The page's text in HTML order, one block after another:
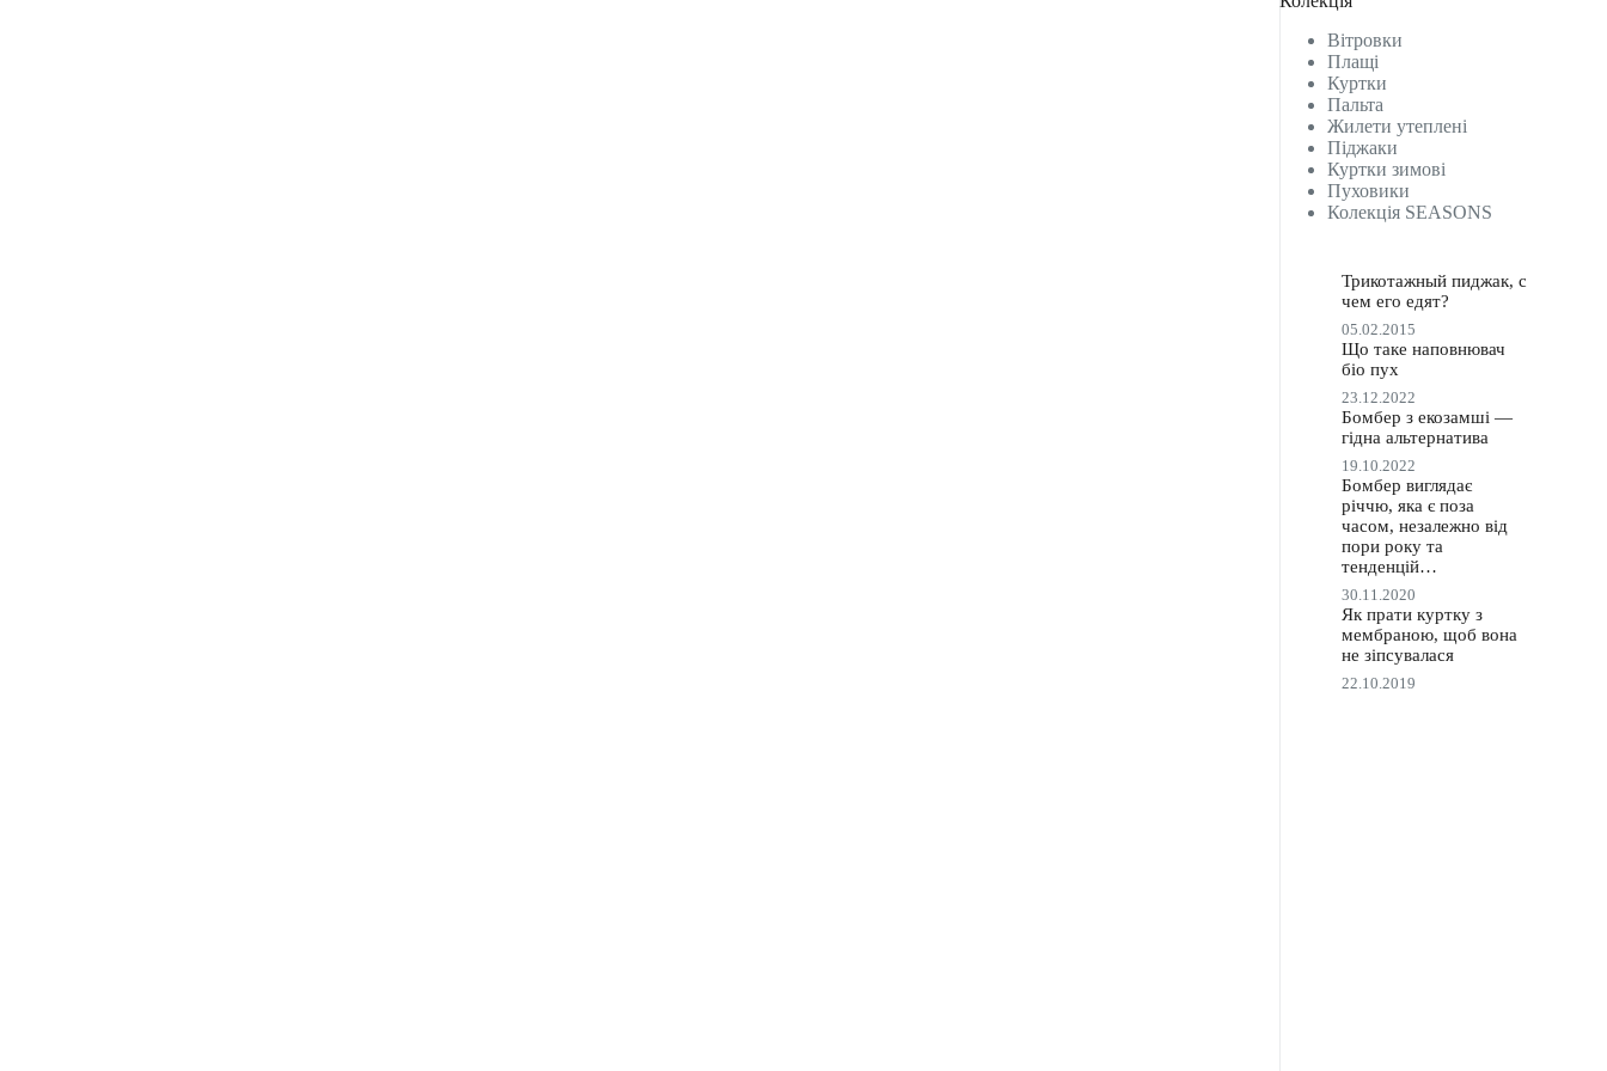
Вітровки
Плащі
Куртки
Пальта
Жилети утеплені
Піджаки
Куртки зимові
Пуховики
Колекція SEASONS
Трикотажный пиджак, с
чем его едят?
05.02.2015
Що таке наповнювач
біо пух
23.12.2022
Бомбер з екозамші —
гідна альтернатива
19.10.2022
Бомбер виглядає
річчю, яка є поза
часом, незалежно від
пори року та
тенденцій…
30.11.2020
Як прати куртку з
мембраною, щоб вона
не зіпсувалася
22.10.2019